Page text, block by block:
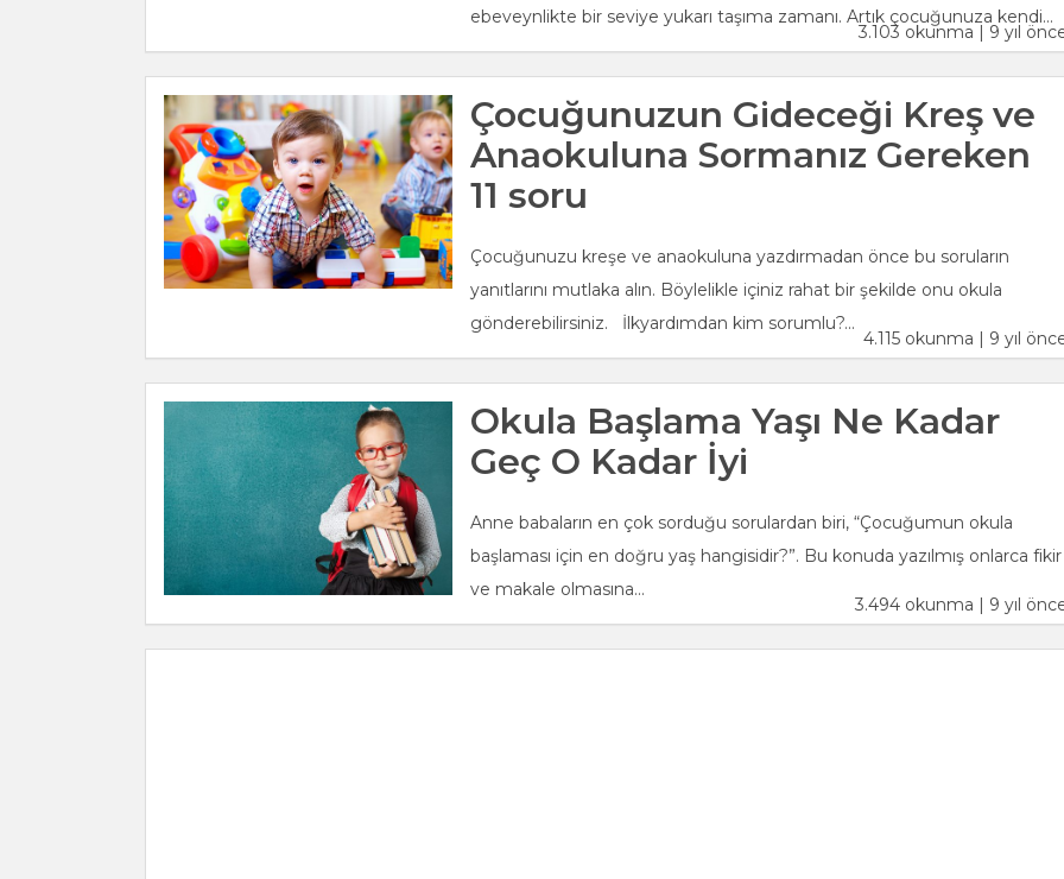
ebeveynlikte bir seviye yukarı taşıma zamanı. Artık çocuğunuza kendi...
3.103 okunma | 9 yıl
Çocuğunuzun Gideceği Kreş ve
Anaokuluna Sormanız Gereken
11 soru
Çocuğunuzu kreşe ve anaokuluna yazdırmadan önce bu soruların
yanıtlarını mutlaka alın. Böylelikle içiniz rahat bir şekilde onu okula
gönderebilirsiniz. İlkyardımdan kim sorumlu?...
4.115 okunma | 9 yıl
Okula Başlama Yaşı Ne Kadar
Geç O Kadar İyi
Anne babaların en çok sorduğu sorulardan biri, “Çocuğumun okula
başlaması için en doğru yaş hangisidir?”. Bu konuda yazılmış onlarca fikir
ve makale olmasına...
3.494 okunma | 9 yıl